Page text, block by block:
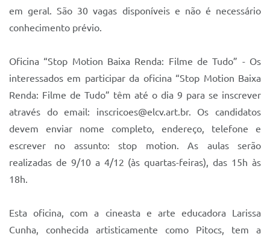
em geral. São 30 vagas disponíveis e não é necessário
conhecimento prévio.
Oficina “Stop Motion Baixa Renda: Filme de Tudo” - Os
interessados em participar da oficina “Stop Motion Baixa
Renda: Filme de Tudo” têm até o dia 9 para se inscrever
através do email: inscricoes@elcv.art.br. Os candidatos
devem enviar nome completo, endereço, telefone e
escrever no assunto: stop motion. As aulas serão
realizadas de 9/10 a 4/12 (às quartas-feiras), das 15h às
18h.
Esta oficina, com a cineasta e arte educadora Larissa
Cunha, conhecida artisticamente como Pitocs, tem a